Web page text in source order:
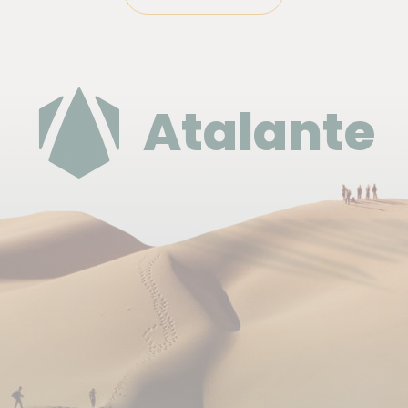
Déplacement
des taxis pour effectuer les transferts nécessaires
au bon déroulement du programme.
Pour nous rendre à La Gomera, il nous faudra
compter 1h de bateau. Ce sont des ferries
spécialement conçus pour le transport de
personnes, de véhicules et de marchandises, d'une
capacité moyenne de 400 passagers.
Budget & change
L'unité monétaire est L'Euro. Pensez au petit budget
quelques repas libres.
Atalante